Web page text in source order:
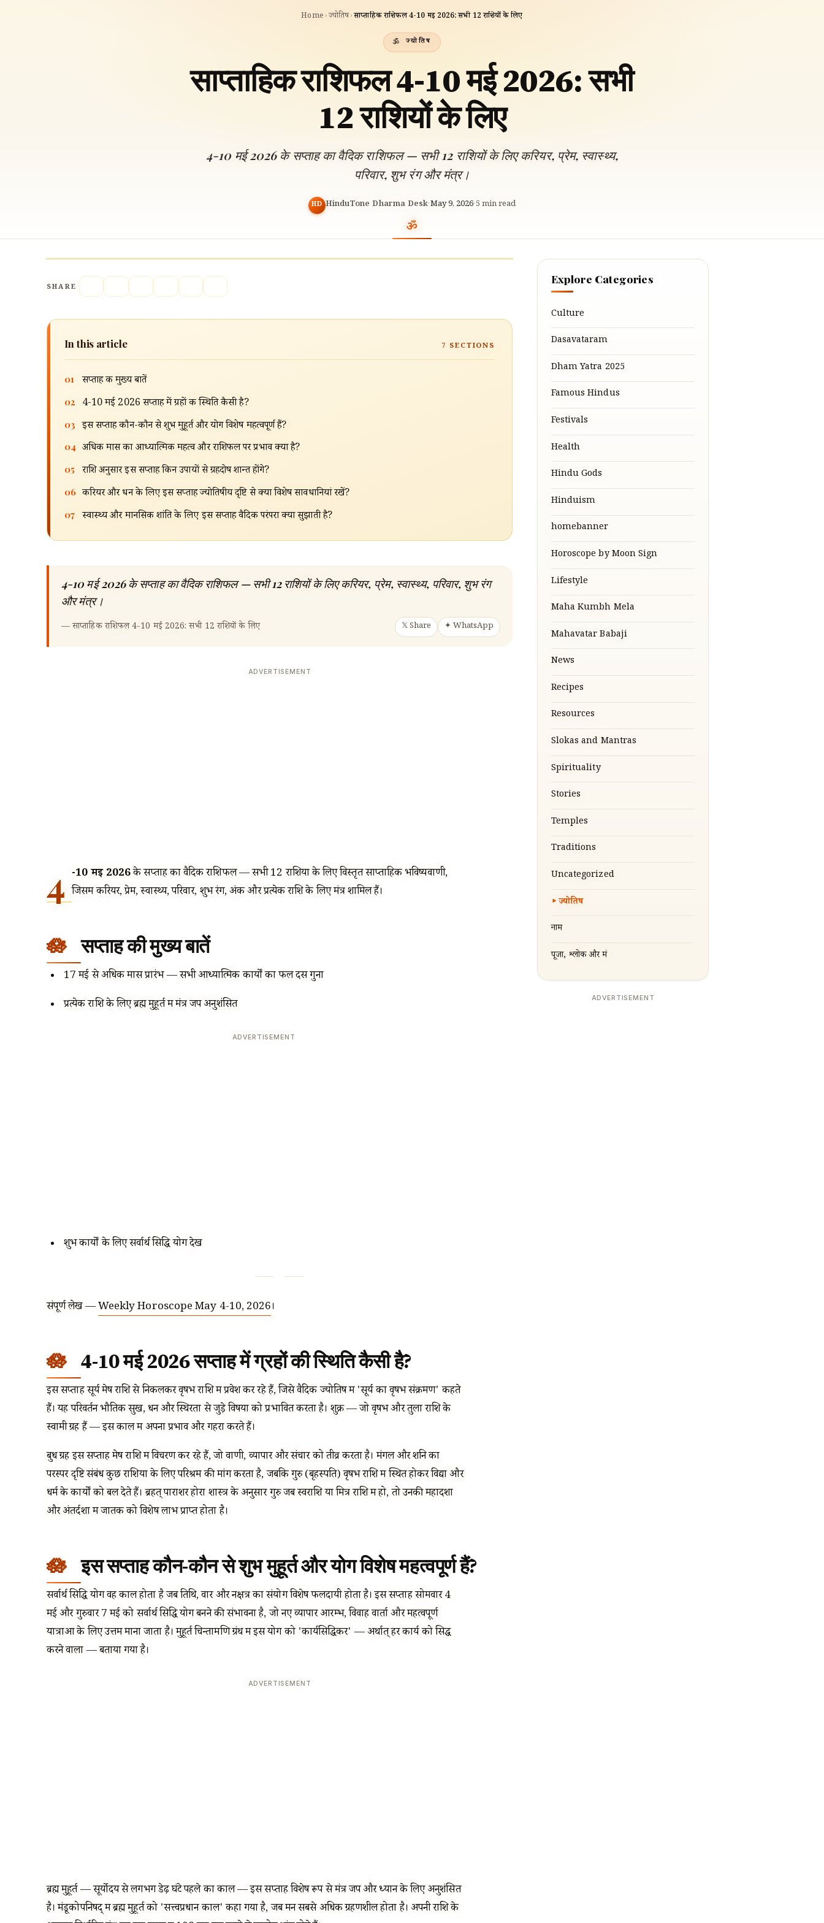
Home ›ज्योतिष›साप्ताहिक राशिफल 4-10 मई 2026: सभी 12 राशियों के लिए
ज्योतिष
साप्ताहिक राशिफल 4-10 मई 2026: सभी
12 राशियों के लिए
4-10 मई 2026 के सप्ताह का वैदिक राशिफल — सभी 12 राशियों के लिए करियर, प्रेम, स्वास्थ्य,
परिवार, शुभ रंग और मंत्र।
HD HinduTone Dharma Desk·May 9, 2026·5 min read
SHARE
In this article 7 SECTIONS
01 सप्ताह की मुख्य बातें
02 4-10 मई 2026 सप्ताह में ग्रहों की स्थिति कैसी है?
03 इस सप्ताह कौन-कौन से शुभ मुहूर्त और योग विशेष महत्वपूर्ण हैं?
04 अधिक मास का आध्यात्मिक महत्व और राशिफल पर प्रभाव क्या है?
05 राशि अनुसार इस सप्ताह किन उपायों से ग्रहदोष शान्त होंगे?
06 करियर और धन के लिए इस सप्ताह ज्योतिषीय दृष्टि से क्या विशेष सावधानियां रखें?
07 स्वास्थ्य और मानसिक शांति के लिए इस सप्ताह वैदिक परंपरा क्या सुझाती है?
4-10 मई 2026 के सप्ताह का वैदिक राशिफल — सभी 12 राशियों के लिए करियर, प्रेम, स्वास्थ्य, परिवार, शुभ रंग
और मंत्र।
—साप्ताहिक राशिफल 4-10 मई 2026: सभी 12 राशियों के लिए 𝕏 Share ✦ WhatsApp
ADVERTISEMENT
4 -10 मई 2026के सप्ताह का वैदिक राशिफल — सभी 12 राशियों के लिए विस्तृत साप्ताहिक भविष्यवाणी,
जिसमें करियर, प्रेम, स्वास्थ्य, परिवार, शुभ रंग, अंक और प्रत्येक राशि के लिए मंत्र शामिल हैं।
सप्ताह की मुख्य बातें
17 मई से अधिक मास प्रारंभ — सभी आध्यात्मिक कार्यों का फल दस गुना
प्रत्येक राशि के लिए ब्रह्म मुहूर्त में मंत्र जप अनुशंसित
ADVERTISEMENT
शुभ कार्यों के लिए सर्वार्थ सिद्धि योग देखें
संपूर्ण लेख —Weekly Horoscope May 4-10, 2026।
4-10 मई 2026 सप्ताह में ग्रहों की स्थिति कैसी है?
इस सप्ताह सूर्य मेष राशि से निकलकर वृषभ राशि में प्रवेश कर रहे हैं, जिसे वैदिक ज्योतिष में 'सूर्य का वृषभ संक्रमण' कहते
हैं। यह परिवर्तन भौतिक सुख, धन और स्थिरता से जुड़े विषयों को प्रभावित करता है। शुक्र — जो वृषभ और तुला राशि के
स्वामी ग्रह हैं — इस काल में अपना प्रभाव और गहरा करते हैं।
बुध ग्रह इस सप्ताह मेष राशि में विचरण कर रहे हैं, जो वाणी, व्यापार और संचार को तीव्र करता है। मंगल और शनि का
परस्पर दृष्टि संबंध कुछ राशियों के लिए परिश्रम की मांग करता है, जबकि गुरु (बृहस्पति) वृषभ राशि में स्थित होकर विद्या और
धर्म के कार्यों को बल देते हैं। ब्रहत् पाराशर होरा शास्त्र के अनुसार गुरु जब स्वराशि या मित्र राशि में हो, तो उनकी महादशा
और अंतर्दशा में जातक को विशेष लाभ प्राप्त होता है।
इस सप्ताह कौन-कौन से शुभ मुहूर्त और योग विशेष महत्वपूर्ण हैं?
सर्वार्थ सिद्धि योग वह काल होता है जब तिथि, वार और नक्षत्र का संयोग विशेष फलदायी होता है। इस सप्ताह सोमवार 4
मई और गुरुवार 7 मई को सर्वार्थ सिद्धि योग बनने की संभावना है, जो नए व्यापार आरम्भ, विवाह वार्ता और महत्वपूर्ण
यात्राओं के लिए उत्तम माना जाता है। मुहूर्त चिन्तामणि ग्रंथ में इस योग को 'कार्यसिद्धिकर' — अर्थात् हर कार्य को सिद्ध
करने वाला — बताया गया है।
ADVERTISEMENT
ब्रह्म मुहूर्त — सूर्योदय से लगभग डेढ़ घंटे पहले का काल — इस सप्ताह विशेष रूप से मंत्र जप और ध्यान के लिए अनुशंसित
है। मंडूकोपनिषद् में ब्रह्म मुहूर्त को 'सत्त्वप्रधान काल' कहा गया है, जब मन सबसे अधिक ग्रहणशील होता है। अपनी राशि के
Explore Categories
Culture
Dasavataram
Dham Yatra 2025
Famous Hindus
Festivals
Health
Hindu Gods
Hinduism
homebanner
Horoscope by Moon Sign
Lifestyle
Maha Kumbh Mela
Mahavatar Babaji
News
Recipes
Resources
Slokas and Mantras
Spirituality
Stories
Temples
Traditions
Uncategorized
ज्योतिष
नाम
पूजा, श्लोक और मंत्र
ADVERTISEMENT